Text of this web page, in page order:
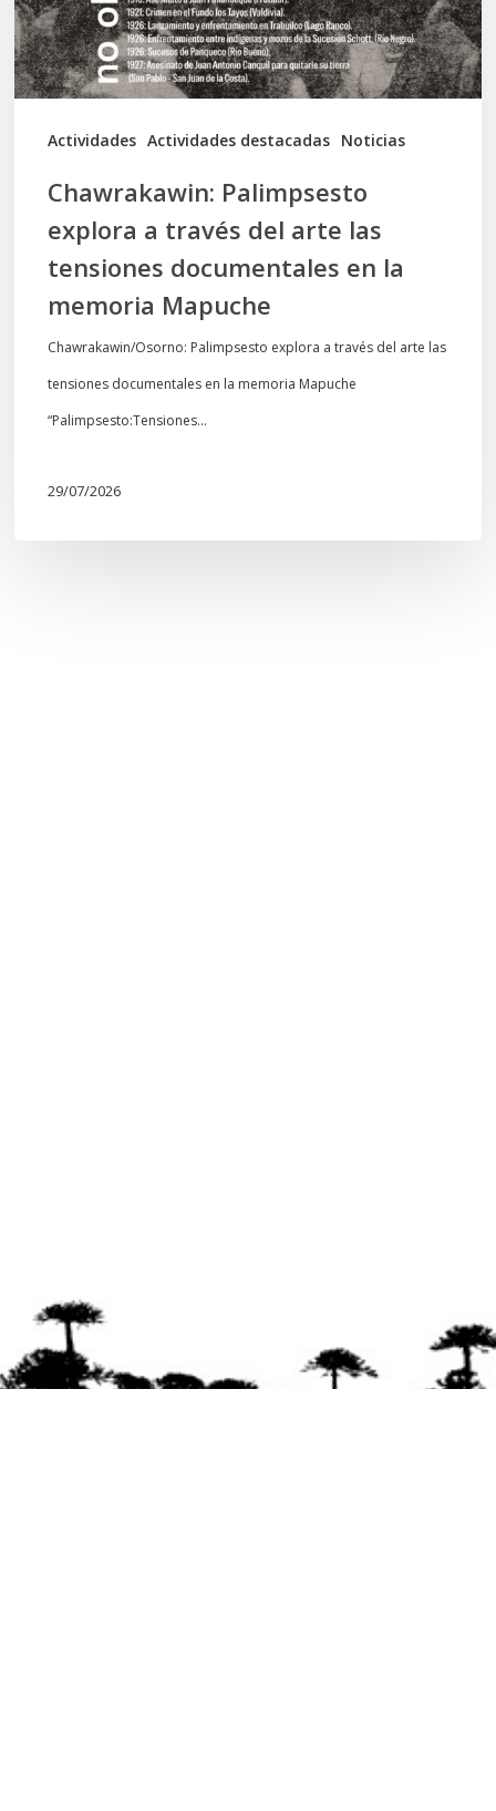
Actividades Actividades destacadas Noticias
arte
las
tensiones
documentales
memoria
Mapuche
Chawrakawin: Palimpsesto
explora a través del arte las
tensiones documentales en la
memoria Mapuche
Chawrakawin/Osorno: Palimpsesto explora a través del arte las
tensiones documentales en la memoria Mapuche
“Palimpsesto:Tensiones…
29/07/2026